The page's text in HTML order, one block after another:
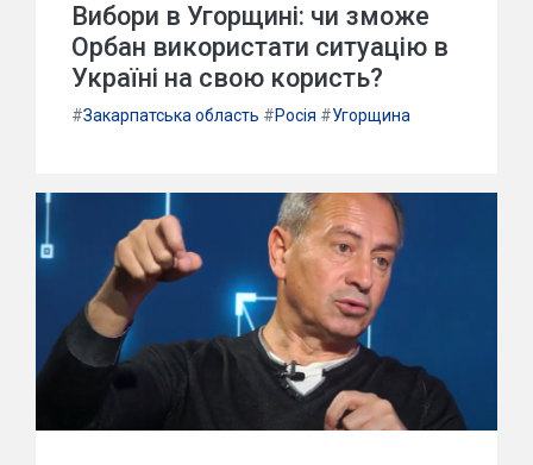
Вибори в Угорщині: чи зможе
Орбан використати ситуацію в
Україні на свою користь?
#Закарпатська область #Росія #Угорщина